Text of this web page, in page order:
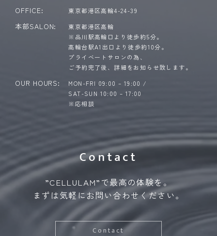
OFFICE: 東京都港区高輪4-24-39
本部SALON:
東京都港区高輪
※品川駅高輪口より徒歩約5分。
高輪台駅A1出口より徒歩約10分。
プライベートサロンの為、
ご予約完了後、詳細をお知らせ致します。
OUR HOURS:
MON-FRI 09:00 – 19:00 /
SAT-SUN 10:00 – 17:00
※応相談
Contact
”CELLULAM”で最高の体験を。
まずは気軽にお問い合わせください。
Contact